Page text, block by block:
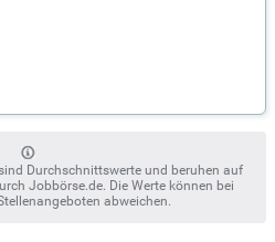
Durchschnittswerte und beruhen auf
Jobbörse.de. Die Werte können bei
abweichen.